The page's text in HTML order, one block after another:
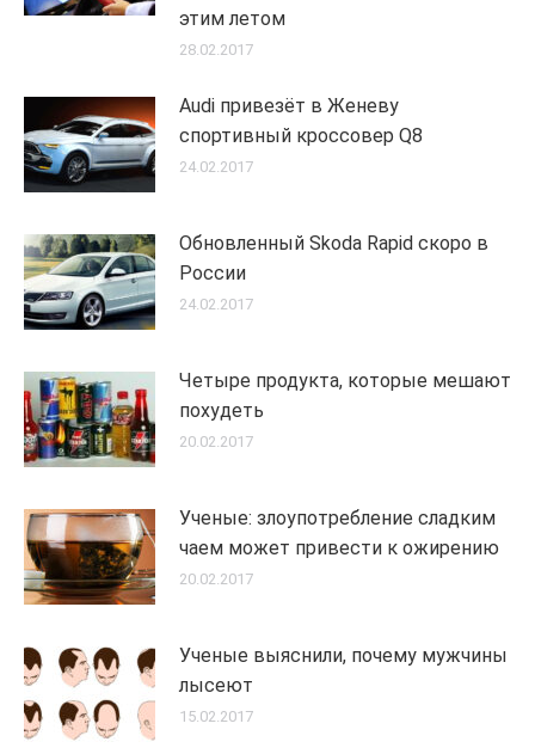
этим летом
28.02.2017
Audi привезёт в Женеву
спортивный кроссовер Q8
24.02.2017
Обновленный Skoda Rapid скоро в
России
24.02.2017
Четыре продукта, которые мешают
похудеть
20.02.2017
Ученые: злоупотребление сладким
чаем может привести к ожирению
20.02.2017
Ученые выяснили, почему мужчины
лысеют
15.02.2017